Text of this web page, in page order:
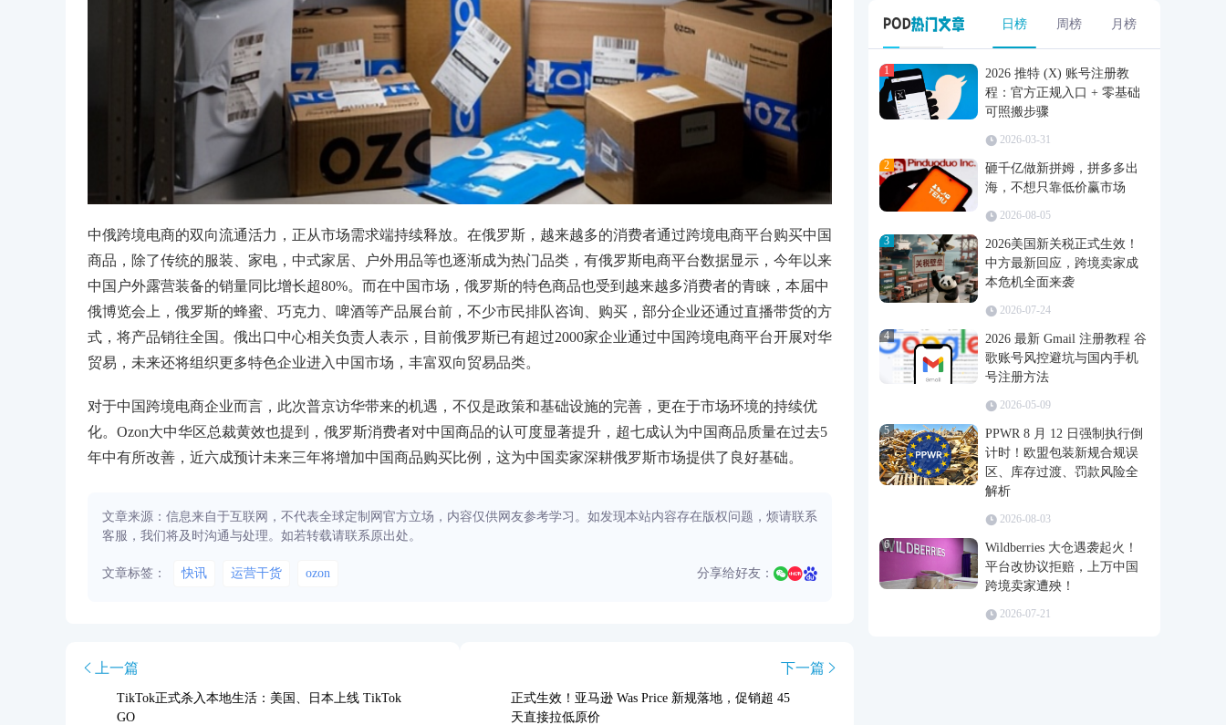
中俄跨境电商的双向流通活力，正从市场需求端持续释放。在俄罗斯，越来越多的消费者通过跨境电商平台购买中国
商品，除了传统的服装、家电，中式家居、户外用品等也逐渐成为热门品类，有俄罗斯电商平台数据显示，今年以来
中国户外露营装备的销量同比增长超80%。而在中国市场，俄罗斯的特色商品也受到越来越多消费者的青睐，本届中
俄博览会上，俄罗斯的蜂蜜、巧克力、啤酒等产品展台前，不少市民排队咨询、购买，部分企业还通过直播带货的方
式，将产品销往全国。俄出口中心相关负责人表示，目前俄罗斯已有超过2000家企业通过中国跨境电商平台开展对华
贸易，未来还将组织更多特色企业进入中国市场，丰富双向贸易品类。
对于中国跨境电商企业而言，此次普京访华带来的机遇，不仅是政策和基础设施的完善，更在于市场环境的持续优
化。Ozon大中华区总裁黄效也提到，俄罗斯消费者对中国商品的认可度显著提升，超七成认为中国商品质量在过去5
年中有所改善，近六成预计未来三年将增加中国商品购买比例，这为中国卖家深耕俄罗斯市场提供了良好基础。
文章来源：信息来自于互联网，不代表全球定制网官方立场，内容仅供网友参考学习。如发现本站内容存在版权问题，烦请联系
客服，我们将及时沟通与处理。如若转载请联系原出处。
文章标签： 快讯 运营干货 ozon 分享给好友：
上一篇
TikTok正式杀入本地生活：美国、日本上线 TikTok
GO
下一篇
正式生效！亚马逊 Was Price 新规落地，促销超 45
天直接拉低原价
日榜 周榜 月榜
1
2026 推特 (X) 账号注册教
程：官方正规入口 + 零基础
可照搬步骤
2026-03-31
2
砸千亿做新拼姆，拼多多出
海，不想只靠低价赢市场
2026-08-05
3
2026美国新关税正式生效！
中方最新回应，跨境卖家成
本危机全面来袭
2026-07-24
4
2026 最新 Gmail 注册教程 谷
歌账号风控避坑与国内手机
号注册方法
2026-05-09
5
PPWR 8 月 12 日强制执行倒
计时！欧盟包装新规合规误
区、库存过渡、罚款风险全
解析
2026-08-03
6
Wildberries 大仓遇袭起火！
平台改协议拒赔，上万中国
跨境卖家遭殃！
2026-07-21